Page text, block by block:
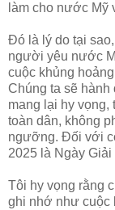
làm cho nước Mỹ
Đó là lý do tại
người yêu nước
cuộc khủng
Chúng ta sẽ hành
mang lại hy
toàn dân, không
ngưỡng. Đối với
2025 là Ngày
Tôi hy vọng rằng
ghi nhớ như cuộc